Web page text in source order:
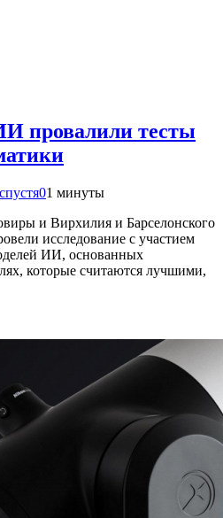
провалили тесты
01 минуты
и Вирхилия и Барселонского
исследование с участием
ИИ, основанных
которые считаются лучшими,